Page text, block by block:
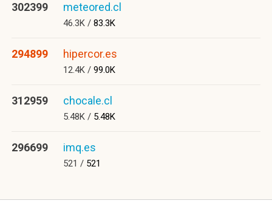
302399 meteored.cl
46.3K / 83.3K
294899 hipercor.es
12.4K / 99.0K
312959 chocale.cl
5.48K / 5.48K
296699 imq.es
521 / 521